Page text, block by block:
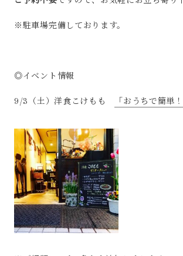
※駐車場完備しております。
◎イベント情報
9/3（土）洋食こけもも 「おうちで簡単